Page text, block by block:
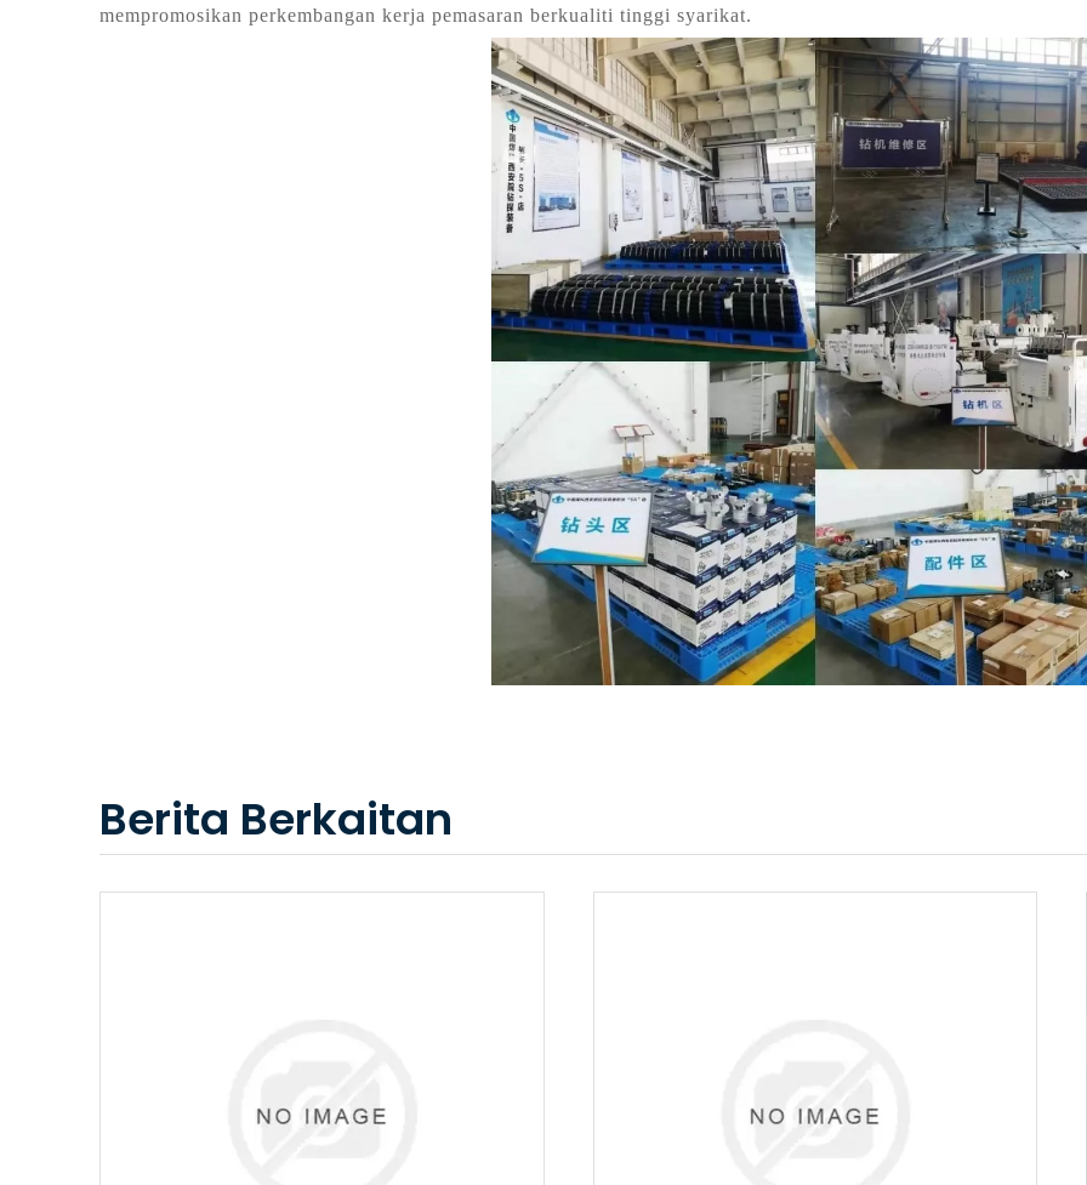
mempromosikan perkembangan kerja pemasaran berkualiti tinggi syarikat.
Berita Berkaitan